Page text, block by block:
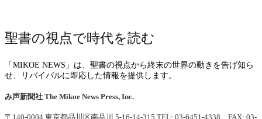
聖書の視点で時代を読む
「MIKOE NEWS」は、聖書の視点から終末の世界の動きを告げ知ら
せ、リバイバルに即応した情報を提供します。
み声新聞社 The Mikoe News Press, Inc.
〒140-0004 東京都品川区南品川 5-16-14-315 TEL: 03-6451-4338 FAX: 03-